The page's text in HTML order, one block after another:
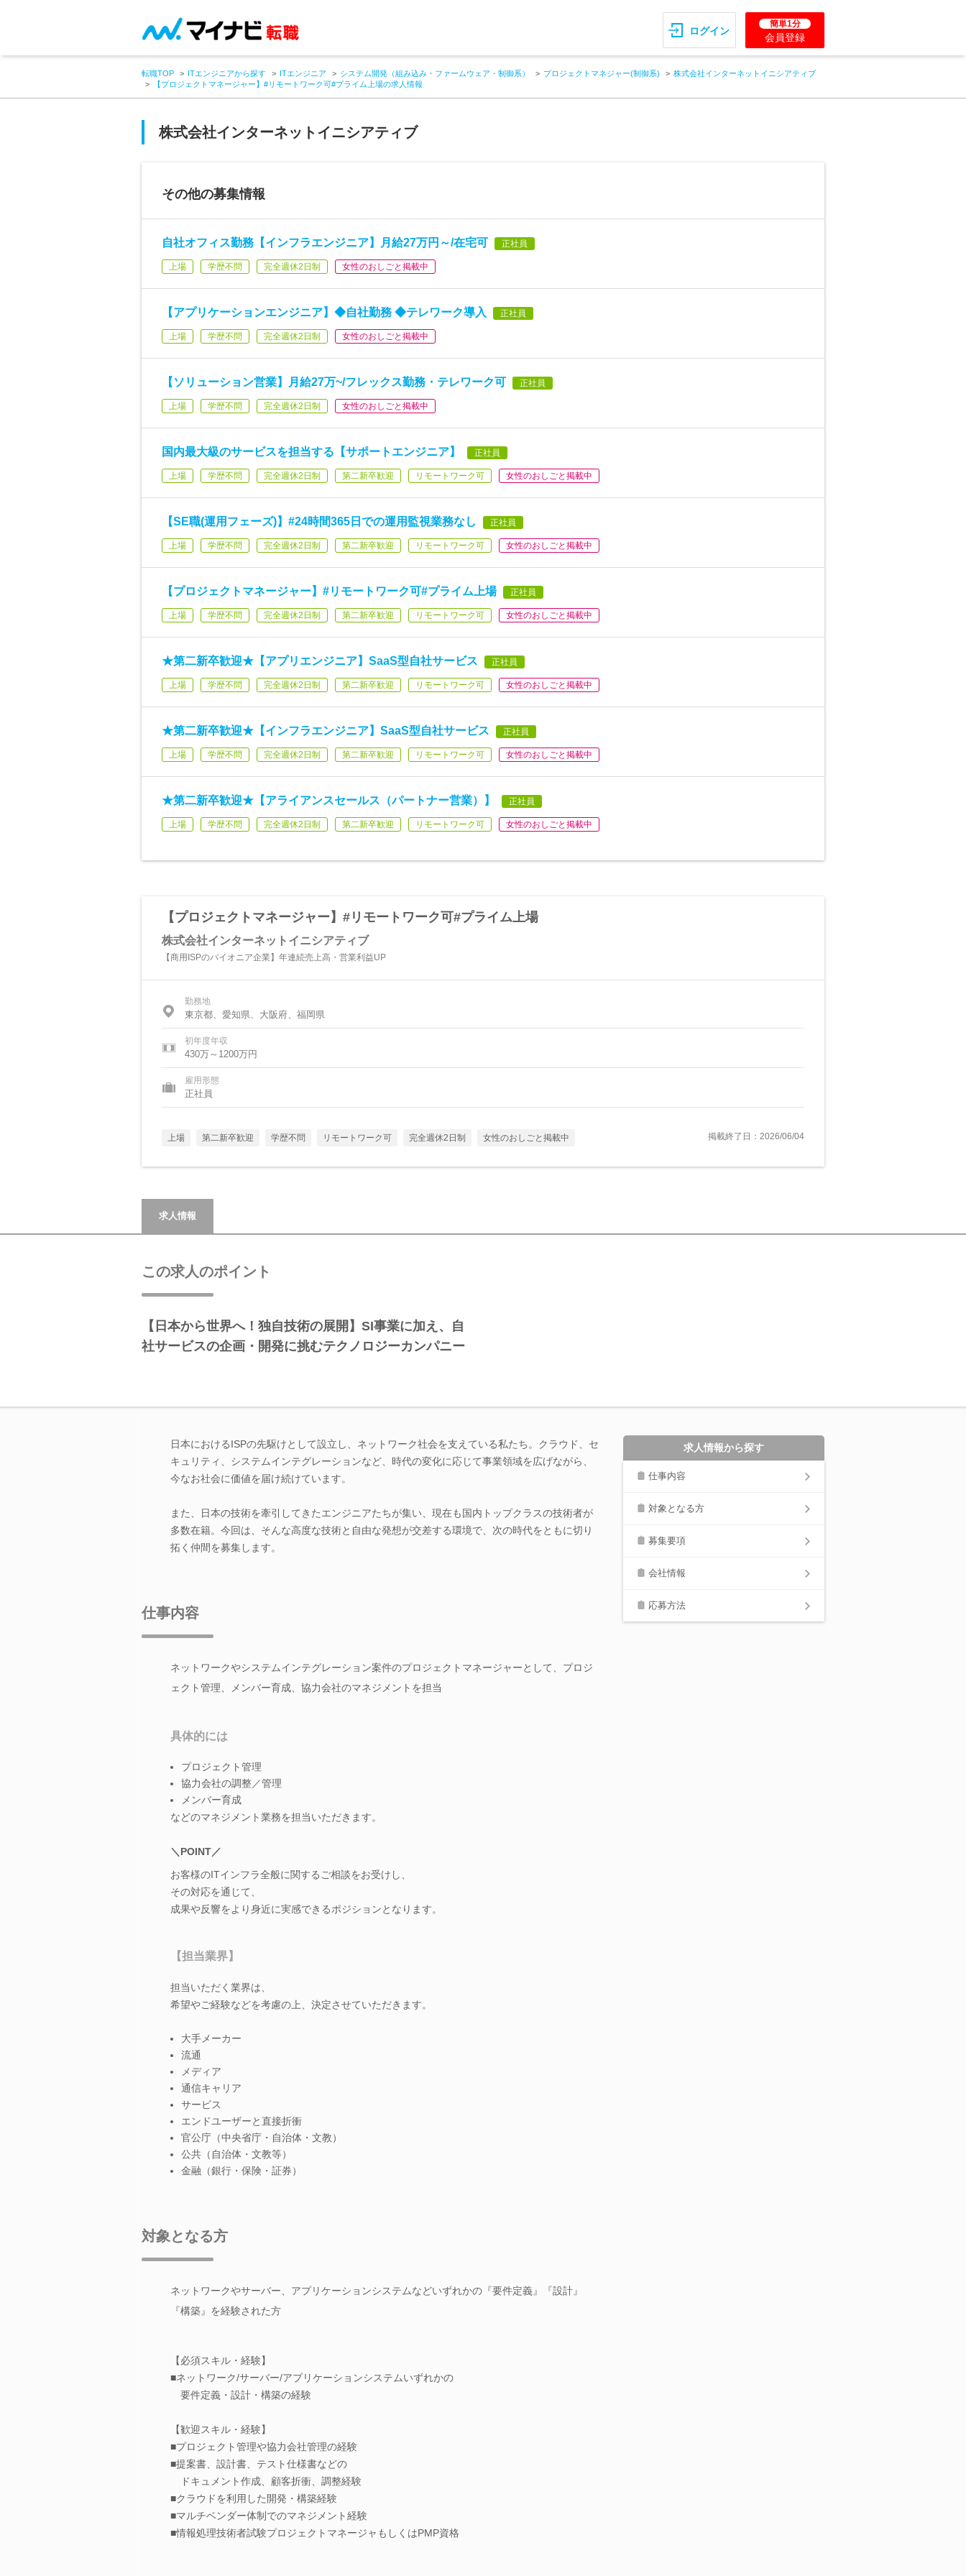
ログイン
簡単1分
会員登録
転職TOP ITエンジニアから探す ITエンジニア システム開発（組み込み・ファームウェア・制御系） プロジェクトマネジャー(制御系)
株式会社インターネットイニシアティブ
【プロジェクトマネージャー】#リモートワーク可#プライム上場の求人情報
株式会社インターネットイニシアティブ
その他の募集情報
自社オフィス勤務【インフラエンジニア】月給27万円～/在宅可 正社員
上場 学歴不問 完全週休2日制 女性のおしごと掲載中
【アプリケーションエンジニア】◆自社勤務 ◆テレワーク導入 正社員
上場 学歴不問 完全週休2日制 女性のおしごと掲載中
【ソリューション営業】月給27万~/フレックス勤務・テレワーク可 正社員
上場 学歴不問 完全週休2日制 女性のおしごと掲載中
国内最大級のサービスを担当する【サポートエンジニア】 正社員
上場 学歴不問 完全週休2日制 第二新卒歓迎 リモートワーク可 女性のおしごと掲載中
【SE職(運用フェーズ)】#24時間365日での運用監視業務なし 正社員
上場 学歴不問 完全週休2日制 第二新卒歓迎 リモートワーク可 女性のおしごと掲載中
【プロジェクトマネージャー】#リモートワーク可#プライム上場 正社員
上場 学歴不問 完全週休2日制 第二新卒歓迎 リモートワーク可 女性のおしごと掲載中
★第二新卒歓迎★【アプリエンジニア】SaaS型自社サービス 正社員
上場 学歴不問 完全週休2日制 第二新卒歓迎 リモートワーク可 女性のおしごと掲載中
★第二新卒歓迎★【インフラエンジニア】SaaS型自社サービス 正社員
上場 学歴不問 完全週休2日制 第二新卒歓迎 リモートワーク可 女性のおしごと掲載中
★第二新卒歓迎★【アライアンスセールス（パートナー営業）】 正社員
上場 学歴不問 完全週休2日制 第二新卒歓迎 リモートワーク可 女性のおしごと掲載中
【プロジェクトマネージャー】#リモートワーク可#プライム上場
株式会社インターネットイニシアティブ
【商用ISPのパイオニア企業】年連続売上高・営業利益UP
勤務地
東京都、愛知県、大阪府、福岡県
初年度年収
430万～1200万円
雇用形態
正社員
上場 第二新卒歓迎 学歴不問 リモートワーク可 完全週休2日制 女性のおしごと掲載中 掲載終了日：2026/06/04
求人情報
この求人のポイント
【日本から世界へ！独自技術の展開】SI事業に加え、自
社サービスの企画・開発に挑むテクノロジーカンパニー
日本におけるISPの先駆けとして設立し、ネットワーク社会を支えている私たち。クラウド、セ
キュリティ、システムインテグレーションなど、時代の変化に応じて事業領域を広げながら、
今なお社会に価値を届け続けています。
また、日本の技術を牽引してきたエンジニアたちが集い、現在も国内トップクラスの技術者が
多数在籍。今回は、そんな高度な技術と自由な発想が交差する環境で、次の時代をともに切り
拓く仲間を募集します。
仕事内容
ネットワークやシステムインテグレーション案件のプロジェクトマネージャーとして、プロジ
ェクト管理、メンバー育成、協力会社のマネジメントを担当
具体的には
プロジェクト管理
協力会社の調整／管理
メンバー育成
などのマネジメント業務を担当いただきます。
＼POINT／
お客様のITインフラ全般に関するご相談をお受けし、
その対応を通じて、
成果や反響をより身近に実感できるポジションとなります。
【担当業界】
担当いただく業界は、
希望やご経験などを考慮の上、決定させていただきます。
大手メーカー
流通
メディア
通信キャリア
サービス
エンドユーザーと直接折衝
官公庁（中央省庁・自治体・文教）
公共（自治体・文教等）
金融（銀行・保険・証券）
対象となる方
ネットワークやサーバー、アプリケーションシステムなどいずれかの『要件定義』『設計』
『構築』を経験された方
【必須スキル・経験】
■ネットワーク/サーバー/アプリケーションシステムいずれかの
要件定義・設計・構築の経験
【歓迎スキル・経験】
■プロジェクト管理や協力会社管理の経験
■提案書、設計書、テスト仕様書などの
ドキュメント作成、顧客折衝、調整経験
■クラウドを利用した開発・構築経験
■マルチベンダー体制でのマネジメント経験
■情報処理技術者試験プロジェクトマネージャもしくはPMP資格
求人情報から探す
仕事内容
対象となる方
募集要項
会社情報
応募方法